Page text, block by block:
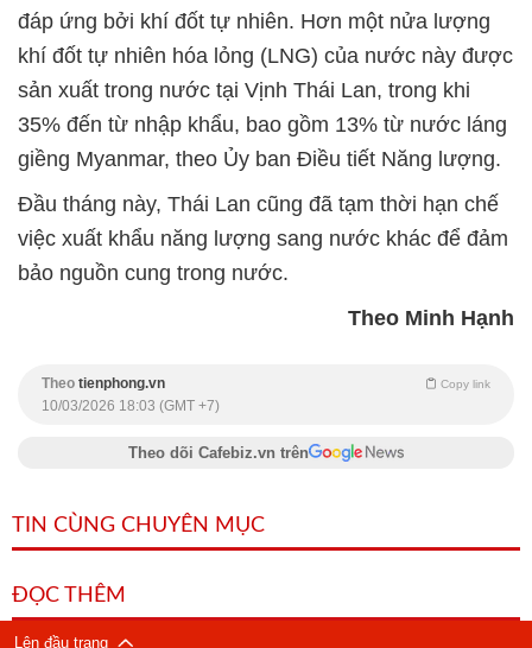
đáp ứng bởi khí đốt tự nhiên. Hơn một nửa lượng
khí đốt tự nhiên hóa lỏng (LNG) của nước này được
sản xuất trong nước tại Vịnh Thái Lan, trong khi
35% đến từ nhập khẩu, bao gồm 13% từ nước láng
giềng Myanmar, theo Ủy ban Điều tiết Năng lượng.
Đầu tháng này, Thái Lan cũng đã tạm thời hạn chế
việc xuất khẩu năng lượng sang nước khác để đảm
bảo nguồn cung trong nước.
Theo Minh Hạnh
Theo tienphong.vn Copy link
10/03/2026 18:03 (GMT +7)
Theo dõi Cafebiz.vn trên
TIN CÙNG CHUYÊN MỤC
ĐỌC THÊM
Lên đầu trang